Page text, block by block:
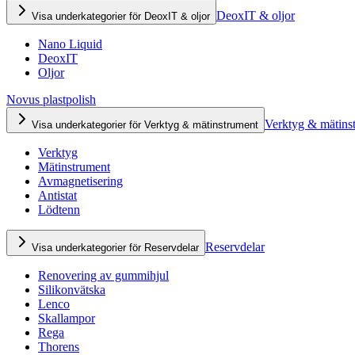
Visa underkategorier för DeoxIT & oljor DeoxIT & oljor
Nano Liquid
DeoxIT
Oljor
Novus plastpolish
Visa underkategorier för Verktyg & mätinstrument Verktyg &
Verktyg
Mätinstrument
Avmagnetisering
Antistat
Lödtenn
Visa underkategorier för Reservdelar Reservdelar
Renovering av gummihjul
Silikonvätska
Lenco
Skallampor
Rega
Thorens